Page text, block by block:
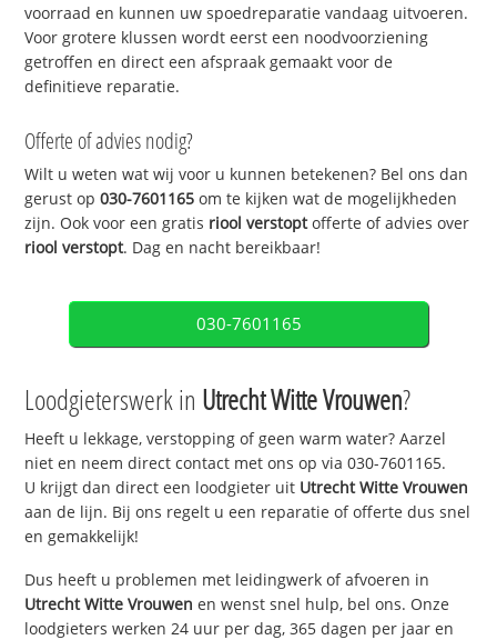
voorraad en kunnen uw spoedreparatie vandaag uitvoeren.
Voor grotere klussen wordt eerst een noodvoorziening
getroffen en direct een afspraak gemaakt voor de
definitieve reparatie.
Offerte of advies nodig?
Wilt u weten wat wij voor u kunnen betekenen? Bel ons dan
gerust op030-7601165 om te kijken wat de mogelijkheden
zijn. Ook voor een gratis riool verstoptofferte of advies over
riool verstopt. Dag en nacht bereikbaar!
030-7601165
Loodgieterswerk in Utrecht Witte Vrouwen?
Heeft u lekkage, verstopping of geen warm water? Aarzel
niet en neem direct contact met ons op via 030-7601165.
U krijgt dan direct een loodgieter uit Utrecht Witte Vrouwen
aan de lijn. Bij ons regelt u een reparatie of offerte dus snel
en gemakkelijk!
Dus heeft u problemen met leidingwerk of afvoeren in
Utrecht Witte Vrouwen en wenst snel hulp, bel ons. Onze
loodgieters werken 24 uur per dag, 365 dagen per jaar en